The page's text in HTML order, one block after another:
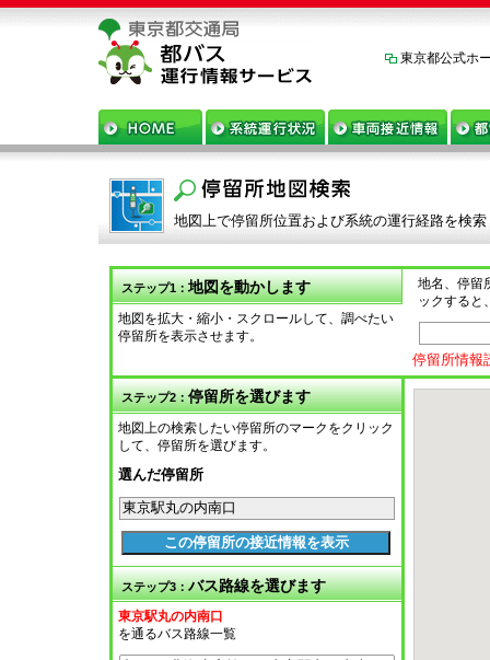
東京都公式ホ
地図上で停留所位置および系統の運行経路を検
ステップ1：地図を動かします
地図を拡大・縮小・スクロールして、調べたい
停留所を表示させます。
地名、停留
ックすると
停留所情報
ステップ2：停留所を選びます
地図上の検索したい停留所のマークをクリック
して、停留所を選びます。
選んだ停留所
この停留所の接近情報を表示
ステップ3：バス路線を選びます
東京駅丸の内南口
を通るバス路線一覧